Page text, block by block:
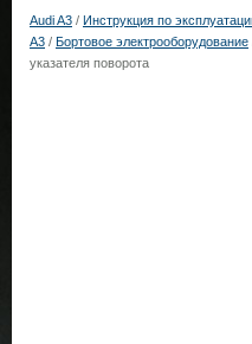
Audi A3 / Инструкция по
A3 / Бортовое электрооборудование
указателя поворота